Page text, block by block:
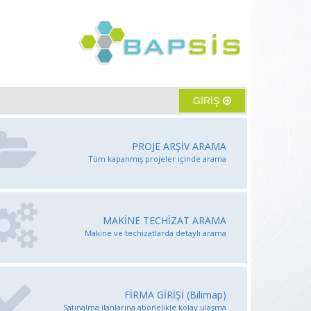
GİRİŞ
PROJE ARŞİV ARAMA
Tüm kapanmış projeler içinde arama
MAKİNE TECHİZAT ARAMA
Makine ve techizatlarda detaylı arama
FİRMA GİRİŞİ (Bilimap)
Satınalma ilanlarına abonelikle kolay ulaşma